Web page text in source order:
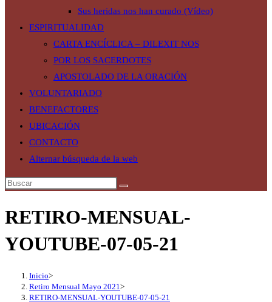
Sus heridas nos han curado (Vídeo)
ESPIRITUALIDAD
CARTA ENCÍCLICA – DILEXIT NOS
POR LOS SACERDOTES
APOSTOLADO DE LA ORACIÓN
VOLUNTARIADO
BENEFACTORES
UBICACIÓN
CONTACTO
Alternar búsqueda de la web
RETIRO-MENSUAL-
YOUTUBE-07-05-21
Inicio>
Retiro Mensual Mayo 2021 >
RETIRO-MENSUAL-YOUTUBE-07-05-21